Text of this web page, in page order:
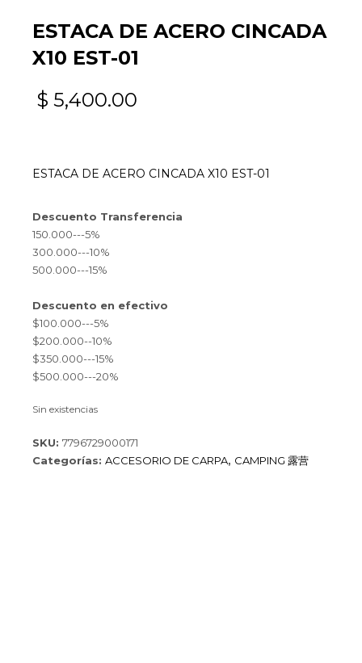
ESTACA DE ACERO CINCADA
X10 EST-01
$ 5,400.00
ESTACA DE ACERO CINCADA X10 EST-01
Descuento Transferencia
150.000---5%
300.000---10%
500.000---15%
Descuento en efectivo
$100.000---5%
$200.000--10%
$350.000---15%
$500.000---20%
Sin existencias
SKU: 7796729000171
Categorías: ACCESORIO DE CARPA, CAMPING 露营